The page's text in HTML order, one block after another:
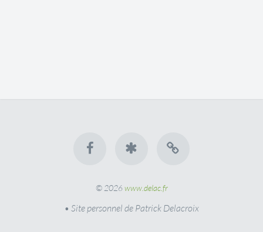
© 2026www.delac.fr
• Site personnel de Patrick Delacroix